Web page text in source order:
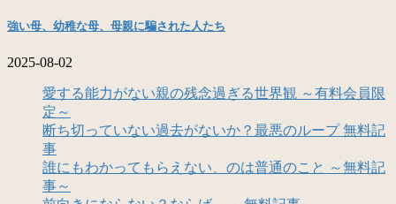
強い母、幼稚な母、母親に騙された人たち
2025-08-02
愛する能力がない親の残念過ぎる世界観 ～有料会員限
定～
断ち切っていない過去がないか？最悪のループ 無料記
事
誰にもわかってもらえない、のは普通のこと ～無料記
事～